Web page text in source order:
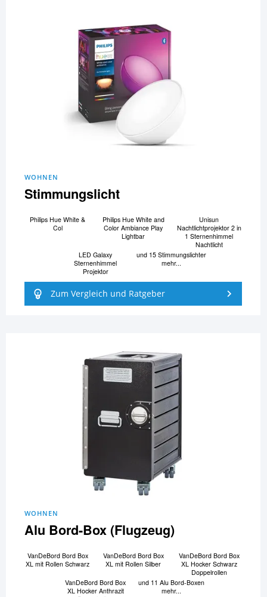
WOHNEN
Stimmungslicht
Philips Hue White &
Col
Philips Hue White and
Color Ambiance Play
Lightbar
Unisun
Nachtlichtprojektor 2 in
1 Sternenhimmel
Nachtlicht
LED Galaxy
Sternenhimmel
Projektor
und 15 Stimmungslichter
mehr...
Zum Vergleich und Ratgeber
WOHNEN
Alu Bord-Box (Flugzeug)
VanDeBord Bord Box
XL mit Rollen Schwarz
VanDeBord Bord Box
XL mit Rollen Silber
VanDeBord Bord Box
XL Hocker Schwarz
Doppelrollen
VanDeBord Bord Box
XL Hocker Anthrazit
und 11 Alu Bord-Boxen
mehr...